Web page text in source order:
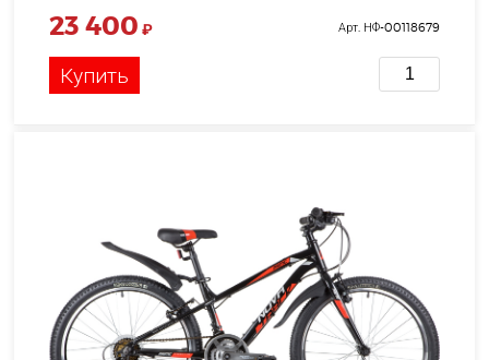
23 400 ₽ Арт. НФ-00118679
Купить